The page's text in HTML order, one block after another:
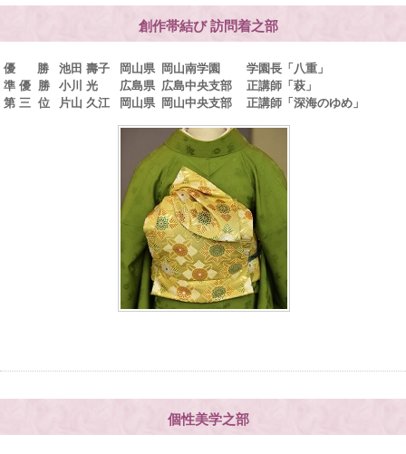
創作帯結び 訪問着之部
優 勝 池田 壽子 岡山県 岡山南学園
学園長「八重」
準 優 勝
小川 光 広島県 広島中央支部
正講師「萩」
第 三 位
片山 久江 岡山県 岡山中央支部 正講師「深海のゆめ」
個性美学之部